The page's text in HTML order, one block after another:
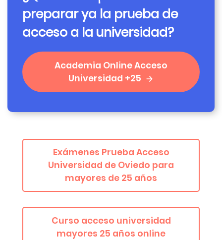
preparar ya la prueba de
acceso a la universidad?
Academia Online Acceso
Universidad +25
Exámenes Prueba Acceso
Universidad de Oviedo para
mayores de 25 años
Curso acceso universidad
mayores 25 años online